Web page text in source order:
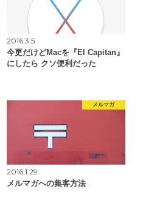
2016.3.5
今更だけどMacを『El Capitan』
にしたら クソ便利だった
メルマガ
2016.1.29
メルマガへの集客方法